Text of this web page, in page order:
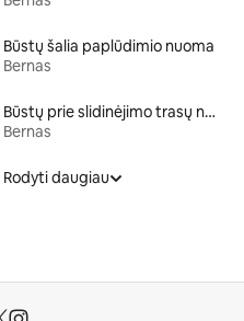
Būstų šalia paplūdimio nuoma
Bernas
Būstų prie slidinėjimo trasų nuoma
Bernas
Rodyti daugiau